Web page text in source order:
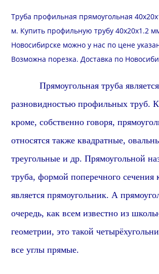
Труба профильная прямоугольная
м. Купить профильную трубу 40х20х1.2
Новосибирске можно у нас по цене
Возможна порезка.Доставка по
Прямоугольная труба является
разновидностью профильных труб.
кроме, собственно говоря,
относятся такжеквадратные,
треугольные и др.Прямоугольной
труба, формой поперечного сечения
являетсяпрямоугольник. А
очередь, как всем известно из
геометрии, это такой
все углыпрямые.